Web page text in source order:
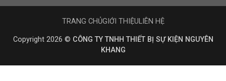
Copyright 2026 © CÔNG TY TNHH THIẾT BỊ SỰ KIỆN NGUYÊN
KHANG
TRANG CHỦGIỚI THIỆULIÊN HỆ